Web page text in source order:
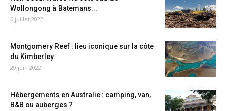
Wollongong à Batemans...
6 juillet 2022
Montgomery Reef : lieu iconique sur la côte
du Kimberley
29 juin 2022
Hébergements en Australie : camping, van,
B&B ou auberges ?